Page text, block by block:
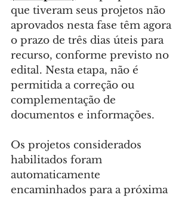
que tiveram seus projetos não
aprovados nesta fase têm agora
o prazo de três dias úteis para
recurso, conforme previsto no
edital. Nesta etapa, não é
permitida a correção ou
complementação de
documentos e informações.
Os projetos considerados
habilitados foram
automaticamente
encaminhados para a próxima